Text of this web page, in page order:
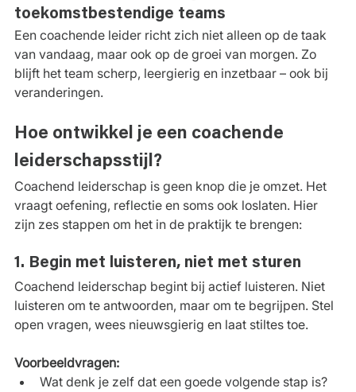
toekomstbestendige teams
Een coachende leider richt zich niet alleen op de taak
van vandaag, maar ook op de groei van morgen. Zo
blijft het team scherp, leergierig en inzetbaar – ook bij
veranderingen.
Hoe ontwikkel je een coachende
leiderschapsstijl?
Coachend leiderschap is geen knop die je omzet. Het
vraagt oefening, reflectie en soms ook loslaten. Hier
zijn zes stappen om het in de praktijk te brengen:
1. Begin met luisteren, niet met sturen
Coachend leiderschap begint bij actief luisteren. Niet
luisteren om te antwoorden, maar om te begrijpen. Stel
open vragen, wees nieuwsgierig en laat stiltes toe.
Voorbeeldvragen:
Wat denk je zelf dat een goede volgende stap is?